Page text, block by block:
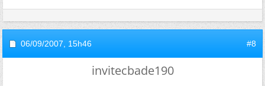
06/09/2007, 15h46 #8
invitecbade190